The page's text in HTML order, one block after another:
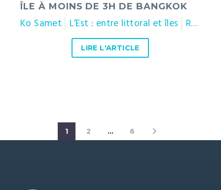
ÎLE À MOINS DE 3H DE BANGKOK
Ko Samet L’Est : entre littoral et îles Rayong
LIRE L'ARTICLE
1 2 … 6